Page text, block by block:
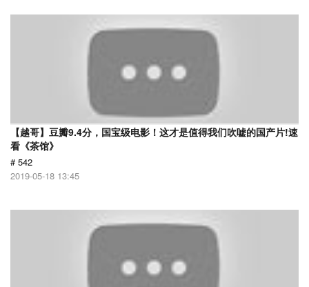
【越哥】豆瓣9.4分，国宝级电影！这才是值得我们吹嘘的国产片!速
看《茶馆》
# 542
2019-05-18 13:45